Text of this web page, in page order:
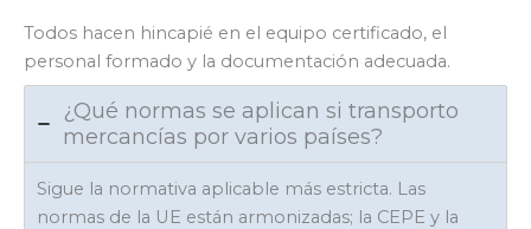
Todos hacen hincapié en el equipo certificado, el
personal formado y la documentación adecuada.
¿Qué normas se aplican si transporto
mercancías por varios países?
Sigue la normativa aplicable más estricta. Las
normas de la UE están armonizadas; la CEPE y la